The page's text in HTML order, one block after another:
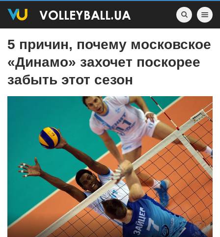
Toggle
5 причин, почему московское
«Динамо» захочет поскорее
забыть этот сезон